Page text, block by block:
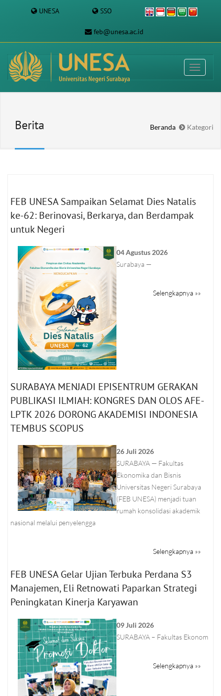
UNESA SSO
feb@unesa.ac.id
Berita Beranda Kategori
FEB UNESA Sampaikan Selamat Dies Natalis
ke-62: Berinovasi, Berkarya, dan Berdampak
untuk Negeri
04 Agustus 2026
Surabaya —
Selengkapnya »»
SURABAYA MENJADI EPISENTRUM GERAKAN
PUBLIKASI ILMIAH: KONGRES DAN OLOS AFE-
LPTK 2026 DORONG AKADEMISI INDONESIA
TEMBUS SCOPUS
26 Juli 2026
SURABAYA — Fakultas
Ekonomika dan Bisnis
Universitas Negeri Surabaya
(FEB UNESA) menjadi tuan
rumah konsolidasi akademik
nasional melalui penyelengga
Selengkapnya »»
FEB UNESA Gelar Ujian Terbuka Perdana S3
Manajemen, Eli Retnowati Paparkan Strategi
Peningkatan Kinerja Karyawan
09 Juli 2026
SURABAYA – Fakultas Ekonom
Selengkapnya »»